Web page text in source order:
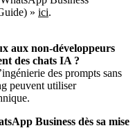
» ici.
aux non-développeurs
des chats IA ?
des prompts sans
peuvent utiliser
Business dès sa mise